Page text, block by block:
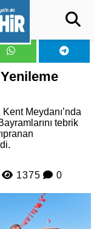
Yenileme
Meydanı’nda
tebrik
1375 0